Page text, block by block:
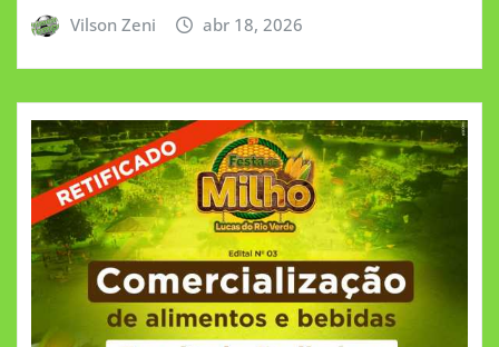
Vilson Zeni abr 18, 2026